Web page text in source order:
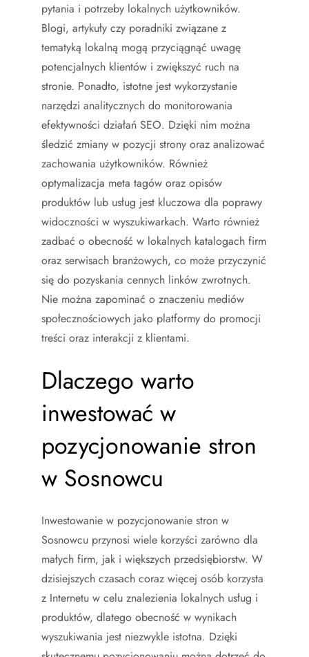
pytania i potrzeby lokalnych użytkowników.
Blogi, artykuły czy poradniki związane z
tematyką lokalną mogą przyciągnąć uwagę
potencjalnych klientów i zwiększyć ruch na
stronie. Ponadto, istotne jest wykorzystanie
narzędzi analitycznych do monitorowania
efektywności działań SEO. Dzięki nim można
śledzić zmiany w pozycji strony oraz analizować
zachowania użytkowników. Również
optymalizacja meta tagów oraz opisów
produktów lub usług jest kluczowa dla poprawy
widoczności w wyszukiwarkach. Warto również
zadbać o obecność w lokalnych katalogach firm
oraz serwisach branżowych, co może przyczynić
się do pozyskania cennych linków zwrotnych.
Nie można zapominać o znaczeniu mediów
społecznościowych jako platformy do promocji
treści oraz interakcji z klientami.
Dlaczego warto
inwestować w
pozycjonowanie stron
w Sosnowcu
Inwestowanie w pozycjonowanie stron w
Sosnowcu przynosi wiele korzyści zarówno dla
małych firm, jak i większych przedsiębiorstw. W
dzisiejszych czasach coraz więcej osób korzysta
z Internetu w celu znalezienia lokalnych usług i
produktów, dlatego obecność w wynikach
wyszukiwania jest niezwykle istotna. Dzięki